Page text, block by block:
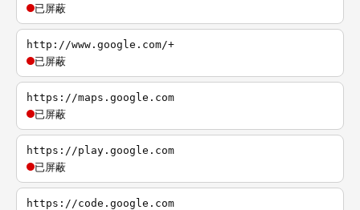
已屏蔽
http://www.google.com/+
已屏蔽
https://maps.google.com
已屏蔽
https://play.google.com
已屏蔽
https://code.google.com